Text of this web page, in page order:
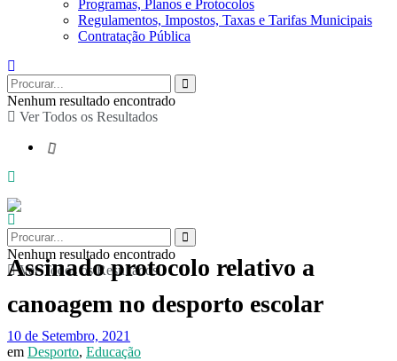
Programas, Planos e Protocolos
Regulamentos, Impostos, Taxas e Tarifas Municipais
Contratação Pública
Nenhum resultado encontrado
Ver Todos os Resultados
Nenhum resultado encontrado
Ver Todos os Resultados
Assinado protocolo relativo a
canoagem no desporto escolar
10 de Setembro, 2021
em Desporto, Educação